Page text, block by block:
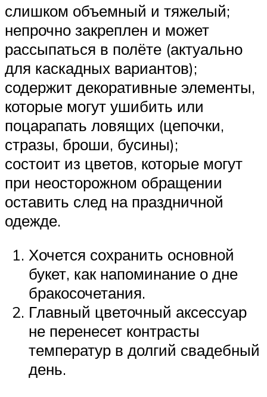
слишком объемный и тяжелый;
непрочно закреплен и может
рассыпаться в полёте (актуально
для каскадных вариантов);
содержит декоративные элементы,
которые могут ушибить или
поцарапать ловящих (цепочки,
стразы, броши, бусины);
состоит из цветов, которые могут
при неосторожном обращении
оставить след на праздничной
одежде.
Хочется сохранить основной
букет, как напоминание о дне
бракосочетания.
Главный цветочный аксессуар
не перенесет контрасты
температур в долгий свадебный
день.